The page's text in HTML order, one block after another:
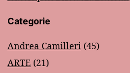
Categorie
Andrea Camilleri (45)
ARTE (21)